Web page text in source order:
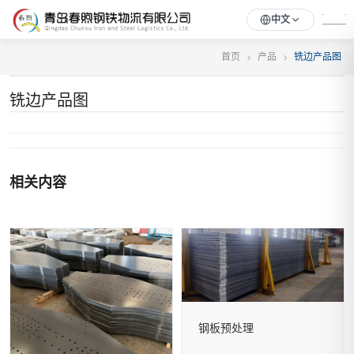
中文
首页 产品 铣边产品图
铣边产品图
相关内容
钢板预处理